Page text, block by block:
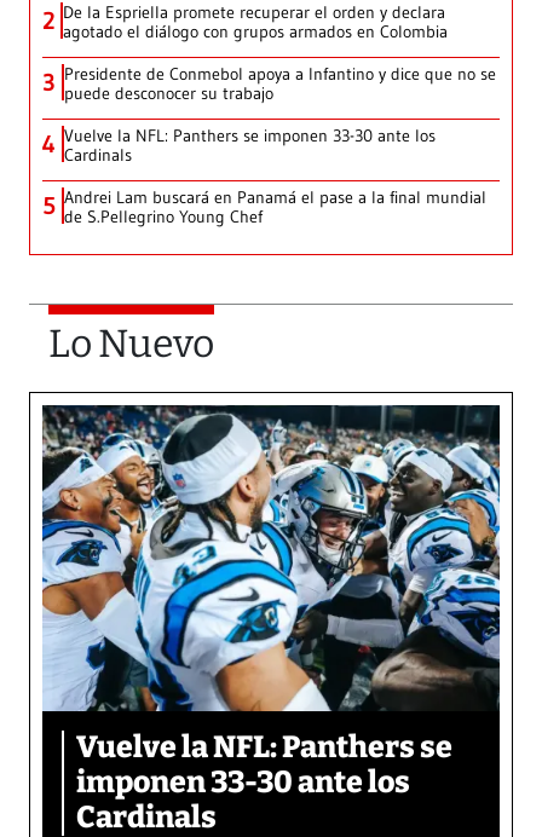
2 De la Espriella promete recuperar el orden y declara
agotado el diálogo con grupos armados en Colombia
3 Presidente de Conmebol apoya a Infantino y dice que no se
puede desconocer su trabajo
4 Vuelve la NFL: Panthers se imponen 33-30 ante los
Cardinals
5 Andrei Lam buscará en Panamá el pase a la final mundial
de S.Pellegrino Young Chef
Lo Nuevo
Vuelve la NFL: Panthers se
imponen 33-30 ante los
Cardinals